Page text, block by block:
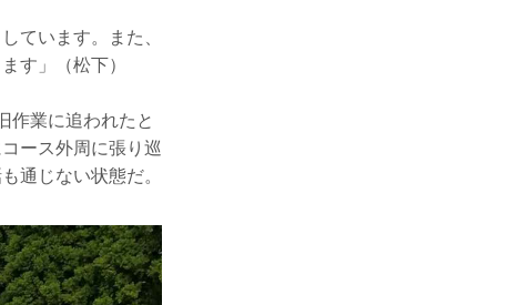
ています。また、
す」（松下）
作業に追われたと
ース外周に張り巡
通じない状態だ。